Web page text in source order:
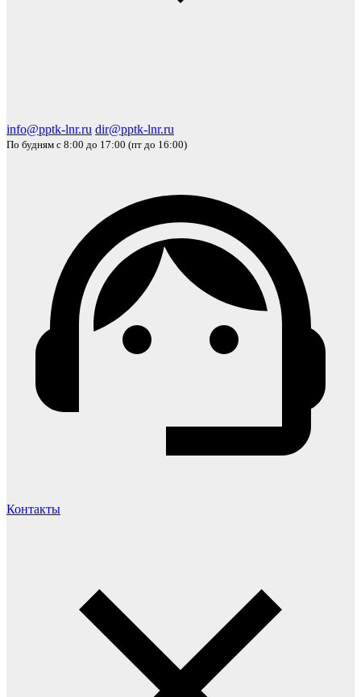
info@pptk-lnr.ru dir@pptk-lnr.ru
По будням с 8:00 до 17:00 (пт до 16:00)
Контакты